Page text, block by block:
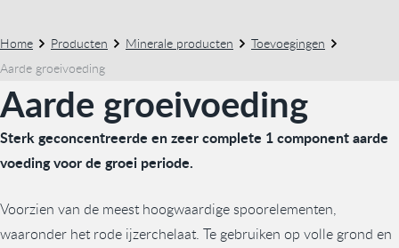
Home Producten Minerale producten
Toevoegingen
Aarde groeivoeding
Aarde groeivoeding
Sterk geconcentreerde en zeer complete 1 component aarde
voeding voor de groei periode.
Voorzien van de meest hoogwaardige spoorelementen,
waaronder het rode ijzerchelaat. Te gebruiken op volle grond en